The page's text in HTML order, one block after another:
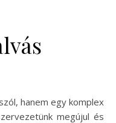
hanem egy komplex
megújul és